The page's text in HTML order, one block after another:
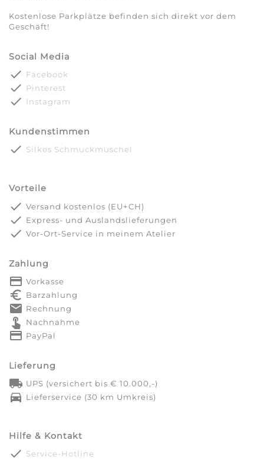
Kostenlose Parkplätze befinden sich direkt vor dem
Geschäft!
Social Media
done Facebook
done Pinterest
done Instagram
Kundenstimmen
done Silkes Schmuckmuschel
Vorteile
done Versand kostenlos (EU+CH)
done Express- und Auslandslieferungen
done Vor-Ort-Service in meinem Atelier
Zahlung
payment Vorkasse
euro_symbol Barzahlung
markunread Rechnung
touch_app Nachnahme
credit_card PayPal
Lieferung
local_shipping UPS (versichert bis € 10.000,-)
directions_car Lieferservice (30 km Umkreis)
Hilfe & Kontakt
done Service-Hotline